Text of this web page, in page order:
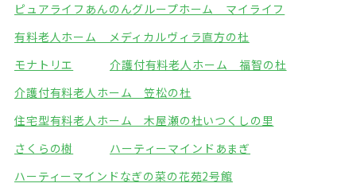
ピュアライフあんのんグループホーム マイライフ
有料老人ホーム メディカルヴィラ直方の杜
モナトリエ
介護付有料老人ホーム 福智の杜
介護付有料老人ホーム 笠松の杜
住宅型有料老人ホーム 木屋瀬の杜いつくしの里
さくらの樹
ハーティーマインドあまぎ
ハーティーマインドなぎの菜の花苑2号館